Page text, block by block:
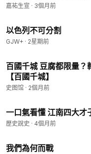
嘉祐生宣 · 3個月前
以色列不可分割
GJW+ · 2星期前
百國千城 豆腐都限量？
【百國千城】
史图馆 · 2個月前
一口氣看懂 江南四大才
歷史說史 · 4個月前
我們為何而戰